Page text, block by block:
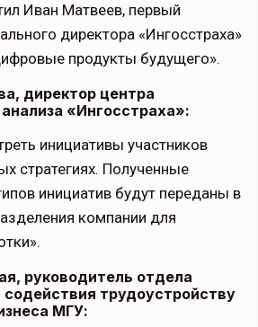
Иван Матвеев, первый
директора «Ингосстраха»
продукты будущего».
директор центра
«Ингосстраха»:
инициативы участников
стратегиях. Полученные
инициатив будут переданы в
компании для
руководитель отдела
содействия трудоустройству
МГУ: